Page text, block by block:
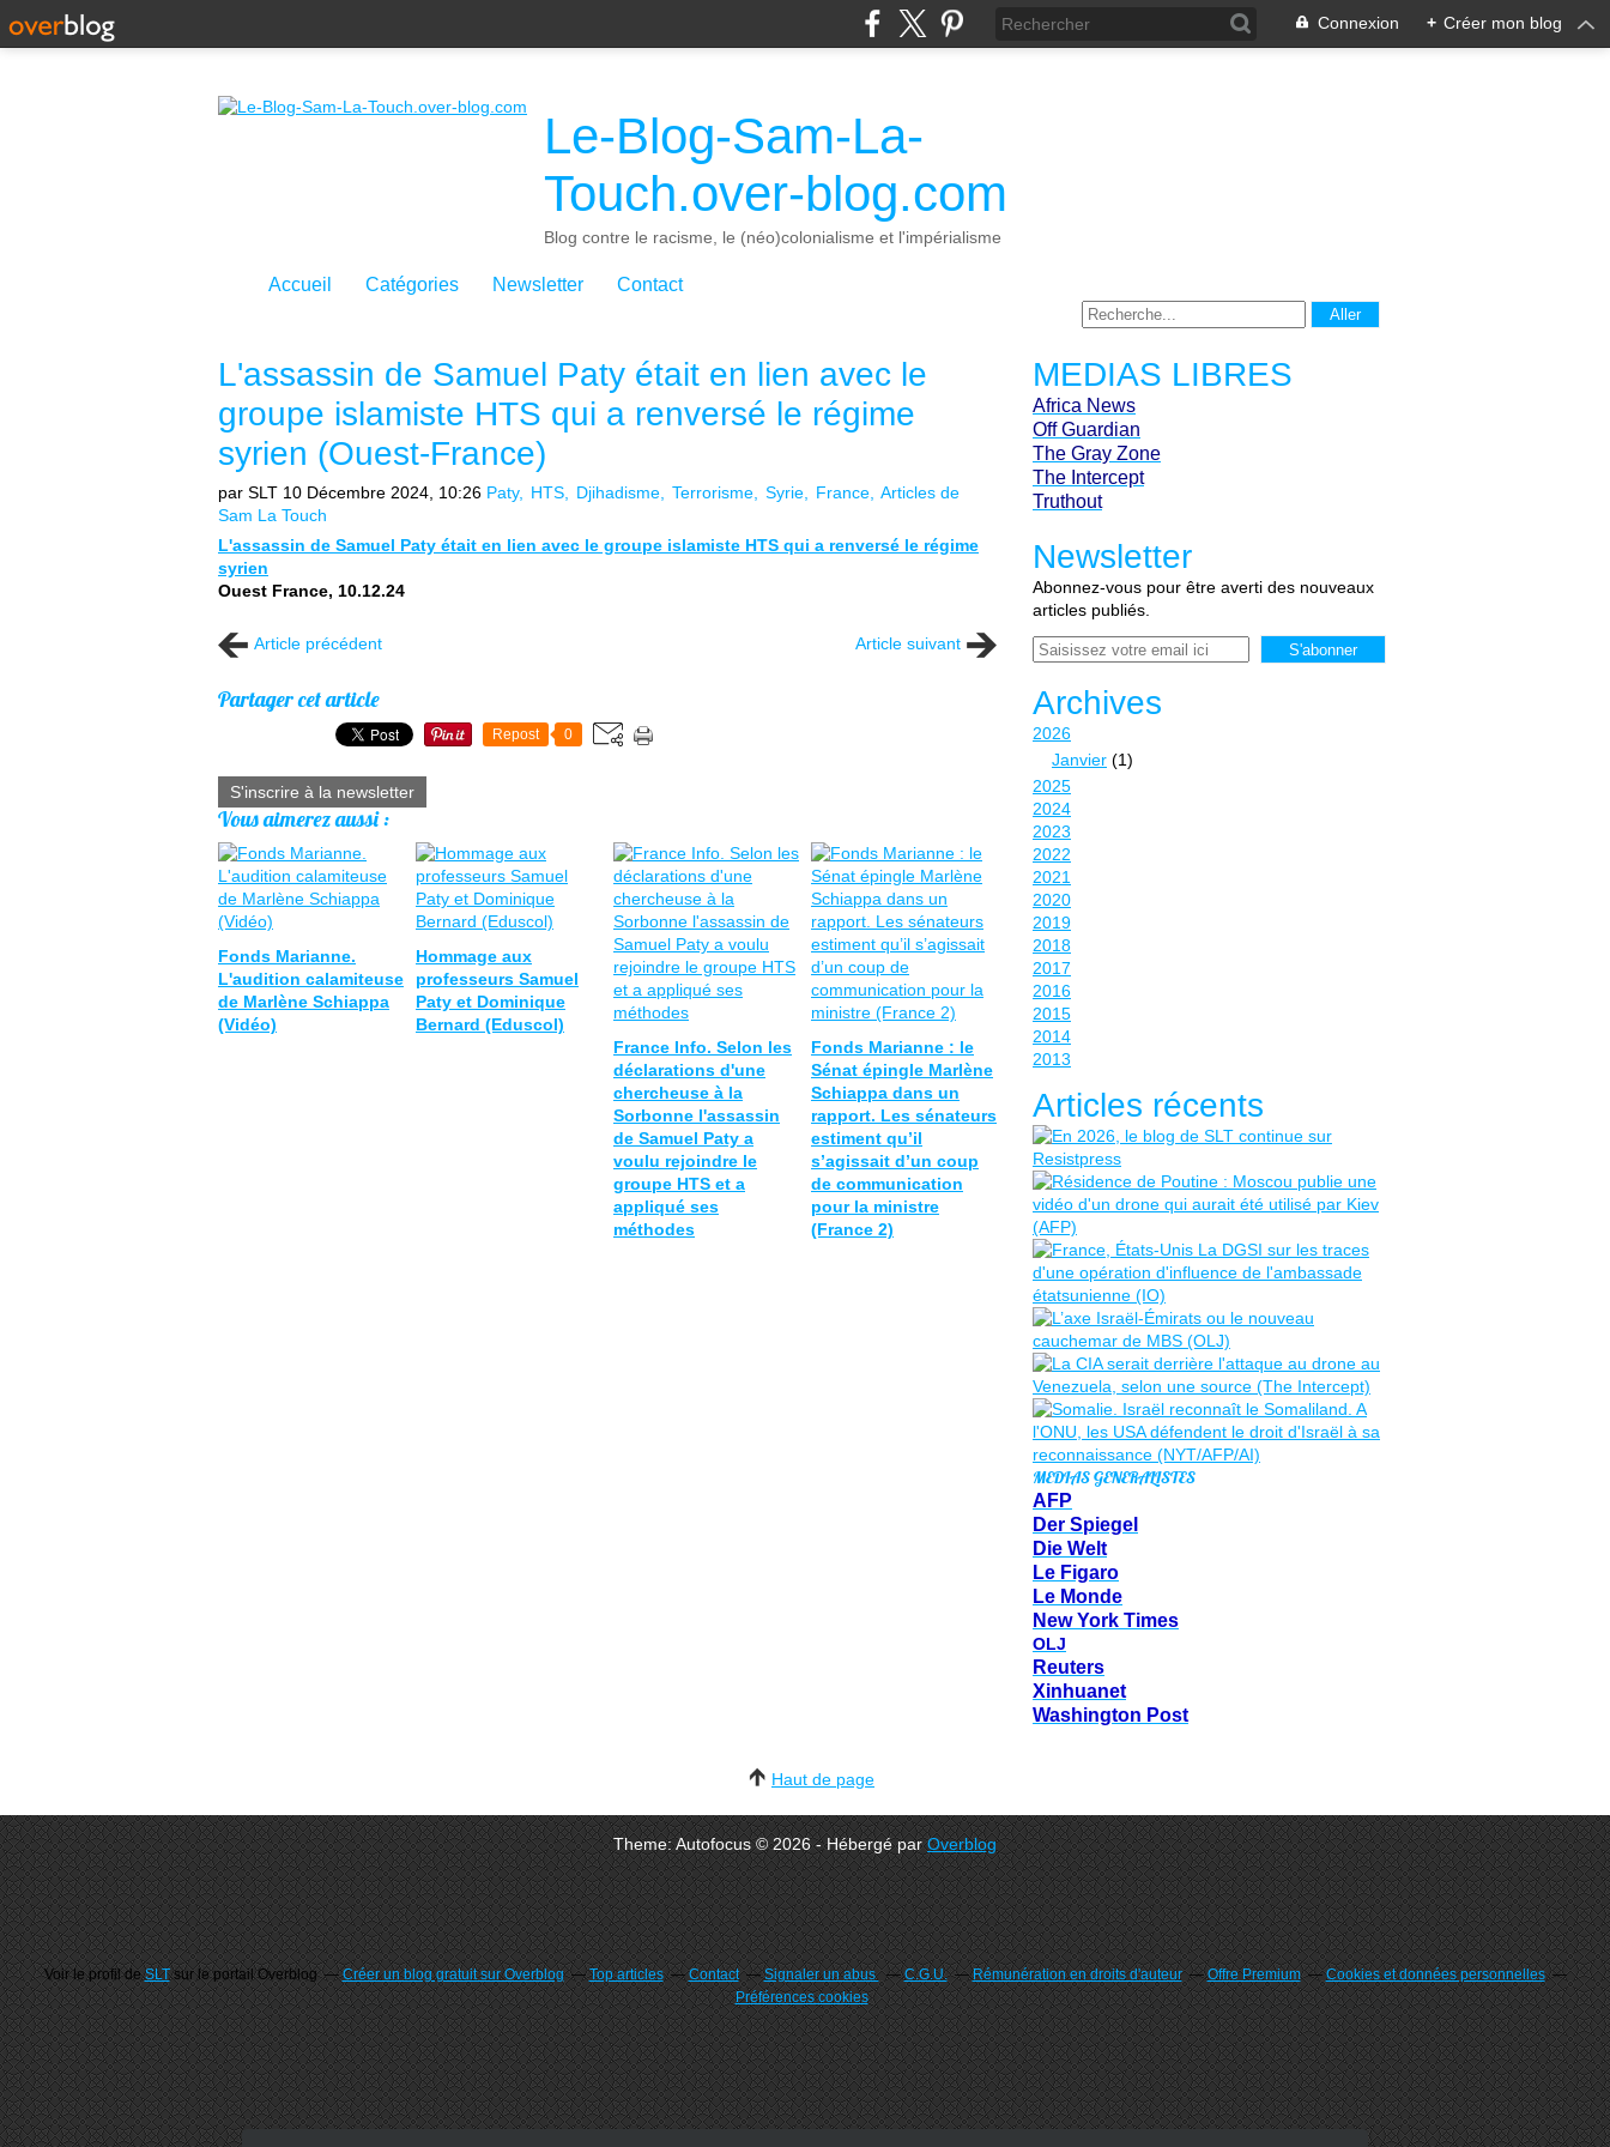
Connexion + Créer mon blog
Le-Blog-Sam-La-
Touch.over-blog.com
Blog contre le racisme, le (néo)colonialisme et l'impérialisme
Accueil Catégories Newsletter Contact
L'assassin de Samuel Paty était en lien avec le
groupe islamiste HTS qui a renversé le régime
syrien (Ouest-France)
par SLT 10 Décembre 2024, 10:26 Paty HTS Djihadisme Terrorisme Syrie France Articles de
Sam La Touch
L'assassin de Samuel Paty était en lien avec le groupe islamiste HTS qui a renversé le régime
syrien
Ouest France, 10.12.24
Article précédent Article suivant
Partager cet article
Repost 0
S'inscrire à la newsletter
Vous aimerez aussi :
Fonds Marianne.
L'audition calamiteuse
de Marlène Schiappa
(Vidéo)
Hommage aux
professeurs Samuel
Paty et Dominique
Bernard (Eduscol)
France Info. Selon les
déclarations d'une
chercheuse à la
Sorbonne l'assassin
de Samuel Paty a
voulu rejoindre le
groupe HTS et a
appliqué ses
méthodes
Fonds Marianne : le
Sénat épingle Marlène
Schiappa dans un
rapport. Les sénateurs
estiment qu’il
s’agissait d’un coup
de communication
pour la ministre
(France 2)
MEDIAS LIBRES
Africa News
Off Guardian
The Gray Zone
The Intercept
Truthout
Newsletter
Abonnez-vous pour être averti des nouveaux
articles publiés.
Email
Archives
2026
Janvier (1)
2025
2024
2023
2022
2021
2020
2019
2018
2017
2016
2015
2014
2013
Articles récents
MEDIAS GENERALISTES
AFP
Der Spiegel
Die Welt
Le Figaro
Le Monde
New York Times
OLJ
Reuters
Xinhuanet
Washington Post
Haut de page
Theme: Autofocus © 2026 - Hébergé parOverblog
Voir le profil deSLTsur le portail Overblog Créer un blog gratuit sur Overblog Top articles Contact Signaler un abus C.G.U. Rémunération en droits d'auteur Offre Premium
Cookies et données personnelles
Préférences cookies